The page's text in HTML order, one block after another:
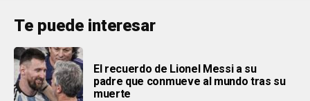
Te puede interesar
El recuerdo de Lionel Messi a su
padre que conmueve al mundo tras su
muerte